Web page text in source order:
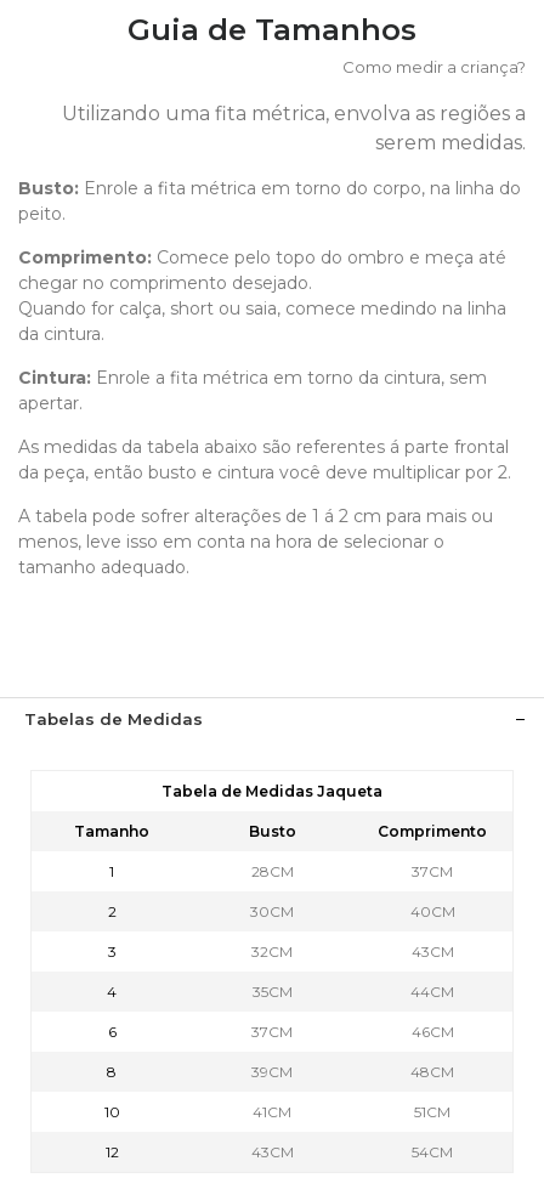
Guia de Tamanhos
Como medir a criança?
Utilizando uma fita métrica, envolva as regiões a
serem medidas.
Busto: Enrole a fita métrica em torno do corpo, na linha do
peito.
Comprimento: Comece pelo topo do ombro e meça até
chegar no comprimento desejado.
Quando for calça, short ou saia, comece medindo na linha
da cintura.
Cintura: Enrole a fita métrica em torno da cintura, sem
apertar.
As medidas da tabela abaixo são referentes á parte frontal
da peça, então busto e cintura você deve multiplicar por 2.
A tabela pode sofrer alterações de 1 á 2 cm para mais ou
menos, leve isso em conta na hora de selecionar o
tamanho adequado.
Tabelas de Medidas
Tabela de Medidas Jaqueta
Tamanho Busto Comprimento
1 28CM 37CM
2 30CM 40CM
3 32CM 43CM
4 35CM 44CM
6 37CM 46CM
8 39CM 48CM
10 41CM 51CM
12 43CM 54CM